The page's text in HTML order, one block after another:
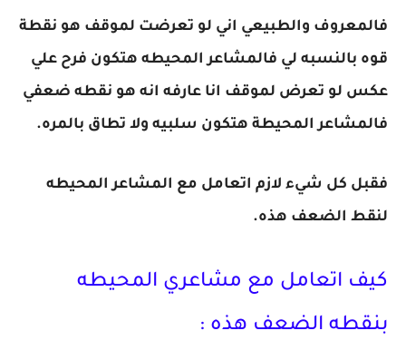
فالمعروف والطبيعي اني لو تعرضت لموقف هو نقطة
قوه بالنسبه لي فالمشاعر المحيطه هتكون فرح علي
عكس لو تعرض لموقف انا عارفه انه هو نقطه ضعفي
فالمشاعر المحيطة هتكون سلبيه ولا تطاق بالمره.
فقبل كل شيء لازم اتعامل مع المشاعر المحيطه
لنقط الضعف هذه.
كيف اتعامل مع مشاعري المحيطه
بنقطه الضعف هذه :